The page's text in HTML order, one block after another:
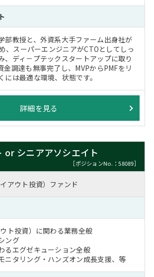
部教授と、外資系大手ファーム出身社が
、スーパーエンジニアがCTOとしてしっ
、ディ－プテックスタートアップに取り
金調達も無事完了し、MVPからPMFをリ
には最適な環境、状態です。
詳細を見る
or シニアアソシエイト
［ポジションNo.：58089］
アウト投資）ファンド
ト投資）に関わる業務全般
ング
るエグゼキューション全般
ニタリング・ハンズオン成長支援、等